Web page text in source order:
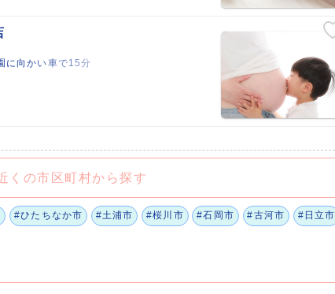
向かい車で15分
くの市区町村から探す
#ひたちなか市 #土浦市 #桜川市 #石岡市 #古河市 #日立市